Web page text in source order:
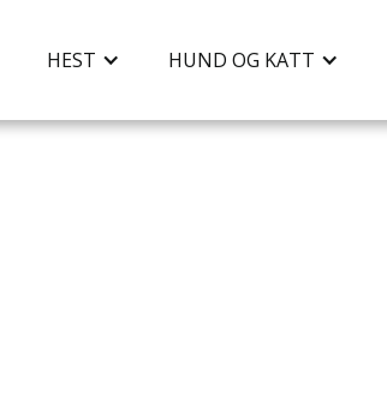
HEST HUND OG KATT